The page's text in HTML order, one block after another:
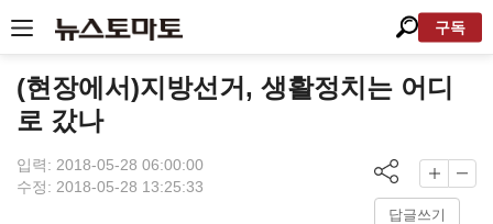
구독
(현장에서)지방선거, 생활정치는 어디
로 갔나
입력: 2018-05-28 06:00:00
수정: 2018-05-28 13:25:33
답글쓰기